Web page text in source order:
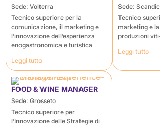
Sede: Volterra
Tecnico superiore per la
comunicazione, il marketing e
l’innovazione dell’esperienza
enogastronomica e turistica
Leggi tutto
Sede:
Tecnico
marketing e
produzioni
Leggi tutto
FOOD & WINE MANAGER
Sede: Grosseto
Tecnico superiore per
l’Innovazione delle Strategie di